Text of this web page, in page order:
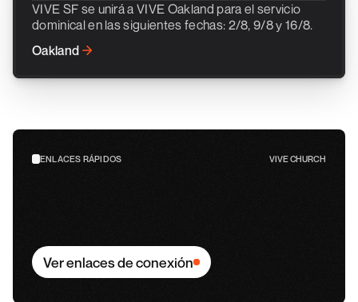
VIVE SF se unirá a VIVE Oakland para el servicio
dominical en las siguientes fechas: 2/8, 9/8 y 16/8.
Oakland
ENLACES RÁPIDOS VIVE CHURCH
Ver enlaces de conexión